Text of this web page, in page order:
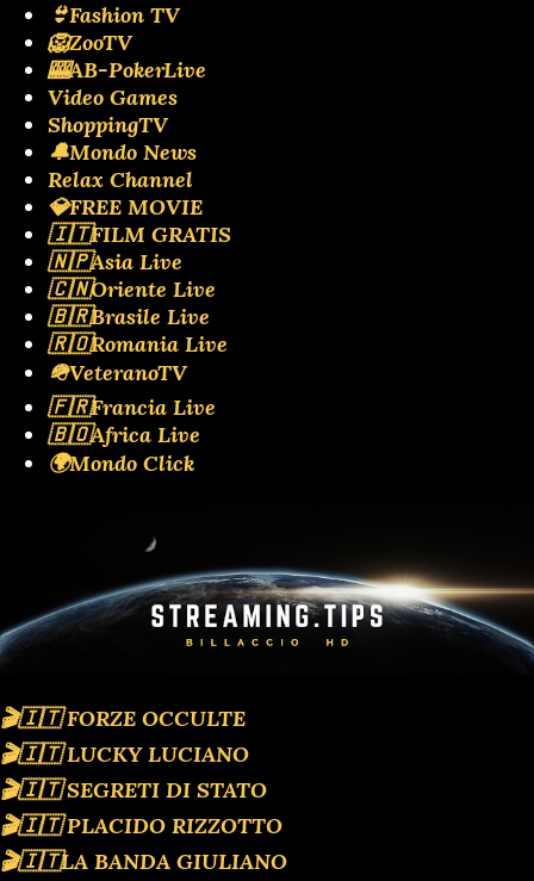
👙Fashion TV
🦁ZooTV
🎰AB-PokerLive
Video Games
ShoppingTV
🔔Mondo News
Relax Channel
💎FREE MOVIE
🇮🇹FILM GRATIS
🇳🇵Asia Live
🇨🇳Oriente Live
🇧🇷Brasile Live
🇷🇴Romania Live
🪖VeteranoTV
🇫🇷Francia Live
🇧🇴Africa Live
🌍Mondo Click
🎬🇮🇹 FORZE OCCULTE
🎬🇮🇹 LUCKY LUCIANO
🎬🇮🇹 SEGRETI DI STATO
🎬🇮🇹 PLACIDO RIZZOTTO
🎬🇮🇹LA BANDA GIULIANO